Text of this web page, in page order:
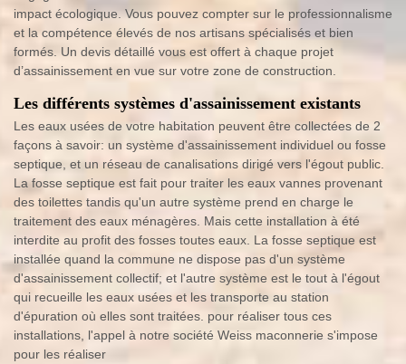
impact écologique. Vous pouvez compter sur le professionnalisme
et la compétence élevés de nos artisans spécialisés et bien
formés. Un devis détaillé vous est offert à chaque projet
d’assainissement en vue sur votre zone de construction.
Les différents systèmes d'assainissement existants
Les eaux usées de votre habitation peuvent être collectées de 2
façons à savoir: un système d'assainissement individuel ou fosse
septique, et un réseau de canalisations dirigé vers l'égout public.
La fosse septique est fait pour traiter les eaux vannes provenant
des toilettes tandis qu'un autre système prend en charge le
traitement des eaux ménagères. Mais cette installation à été
interdite au profit des fosses toutes eaux. La fosse septique est
installée quand la commune ne dispose pas d'un système
d'assainissement collectif; et l'autre système est le tout à l'égout
qui recueille les eaux usées et les transporte au station
d'épuration où elles sont traitées. pour réaliser tous ces
installations, l'appel à notre société Weiss maconnerie s'impose
pour les réaliser